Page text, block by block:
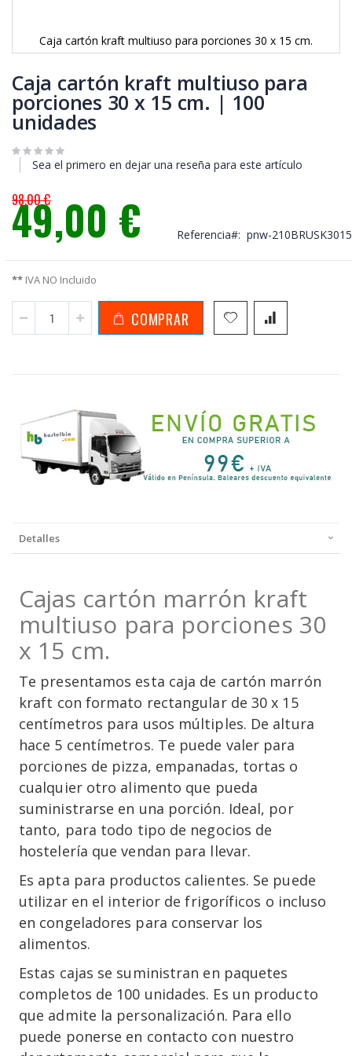
Caja cartón kraft multiuso para porciones 30 x 15 cm.
al
comienzo
de
la
galería
de
imágenes
Caja cartón kraft multiuso para
porciones 30 x 15 cm. | 100
unidades
Sea el primero en dejar una reseña para este artículo
98,00 €
Precio
especial
49,00 € Referencia pnw-210BRUSK3015
** IVA NO Incluido
COMPRAR
Detalles
Cajas cartón marrón kraft
multiuso para porciones 30
x 15 cm.
Te presentamos esta caja de cartón marrón
kraft con formato rectangular de 30 x 15
centímetros para usos múltiples. De altura
hace 5 centímetros. Te puede valer para
porciones de pizza, empanadas, tortas o
cualquier otro alimento que pueda
suministrarse en una porción. Ideal, por
tanto, para todo tipo de negocios de
hostelería que vendan para llevar.
Es apta para productos calientes. Se puede
utilizar en el interior de frigoríficos o incluso
en congeladores para conservar los
alimentos.
Estas cajas se suministran en paquetes
completos de 100 unidades. Es un producto
que admite la personalización. Para ello
puede ponerse en contacto con nuestro